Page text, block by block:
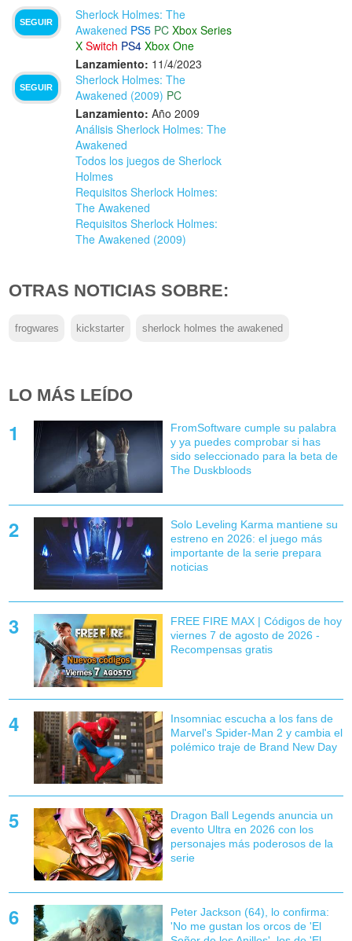
SEGUIR
Sherlock Holmes: The
Awakened PS5 PC Xbox Series
X Switch PS4 Xbox One
Lanzamiento: 11/4/2023
SEGUIR
Sherlock Holmes: The
Awakened (2009) PC
Lanzamiento: Año 2009
Análisis Sherlock Holmes: The
Awakened
Todos los juegos de Sherlock
Holmes
Requisitos Sherlock Holmes:
The Awakened
Requisitos Sherlock Holmes:
The Awakened (2009)
OTRAS NOTICIAS SOBRE:
frogwares kickstarter sherlock holmes the awakened
LO MÁS LEÍDO
FromSoftware cumple su palabra
y ya puedes comprobar si has
sido seleccionado para la beta de
The Duskbloods
Solo Leveling Karma mantiene su
estreno en 2026: el juego más
importante de la serie prepara
noticias
FREE FIRE MAX | Códigos de hoy
viernes 7 de agosto de 2026 -
Recompensas gratis
Insomniac escucha a los fans de
Marvel's Spider-Man 2 y cambia el
polémico traje de Brand New Day
Dragon Ball Legends anuncia un
evento Ultra en 2026 con los
personajes más poderosos de la
serie
Peter Jackson (64), lo confirma:
'No me gustan los orcos de 'El